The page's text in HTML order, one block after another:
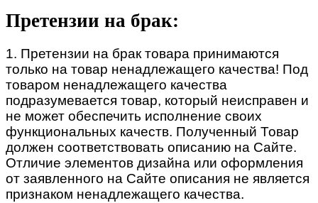
Претензии на брак:
1. Претензии на брак товара принимаются
только на товар ненадлежащего качества! Под
товаром ненадлежащего качества
подразумевается товар, который неисправен и
не может обеспечить исполнение своих
функциональных качеств. Полученный Товар
должен соответствовать описанию на Сайте.
Отличие элементов дизайна или оформления
от заявленного на Сайте описания не является
признаком ненадлежащего качества.